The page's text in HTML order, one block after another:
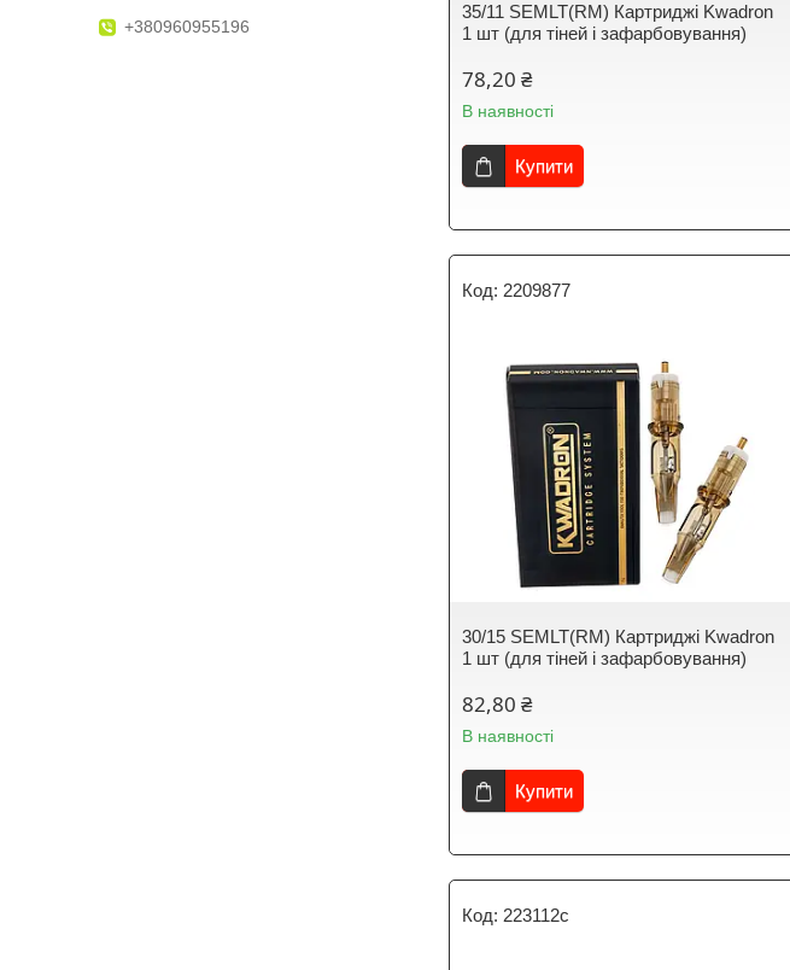
35/11 SEMLT(RM) Картриджі Kwadron
1 шт (для тіней і зафарбовування)
78,20 ₴
В наявності
Купити
2209877
30/15 SEMLT(RM) Картриджі Kwadron
1 шт (для тіней і зафарбовування)
82,80 ₴
В наявності
Купити
223112c
+380960955196